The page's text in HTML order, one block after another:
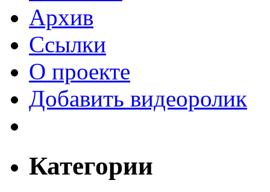
Архив
Ссылки
О проекте
Добавить видеоролик
Категории